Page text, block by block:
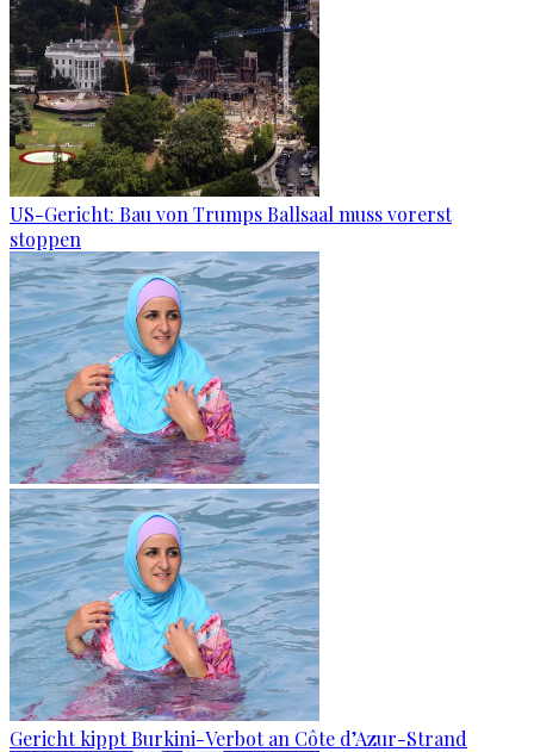
US-Gericht: Bau von Trumps Ballsaal muss vorerst
stoppen
Gericht kippt Burkini-Verbot an Côte d’Azur-Strand